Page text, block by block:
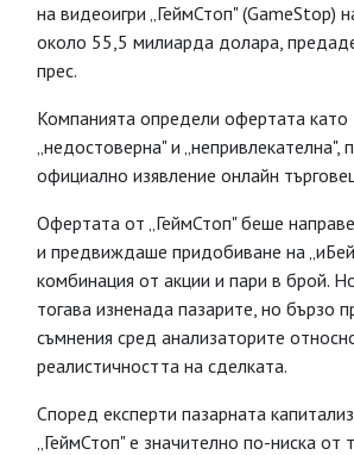
на видеоигри „ГеймСтоп" (GameStop)
около 55,5 милиарда долара,
прес.
Компанията определи офертата като
„недостоверна" и „непривлекателна",
официално изявление онлайн
Офертата от „ГеймСтоп" беше
и предвиждаше придобиване на
комбинация от акции и пари в брой.
тогава изненада пазарите, но бързо
съмнения сред анализаторите
реалистичността на сделката.
Според експерти пазарната
„ГеймСтоп" е значително по-ниска от